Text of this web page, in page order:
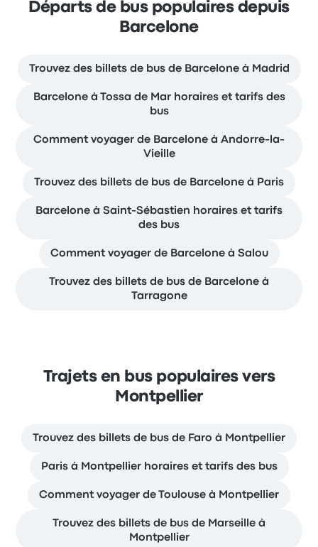
Départs de bus populaires depuis
Barcelone
Trouvez des billets de bus de Barcelone à Madrid
Barcelone à Tossa de Mar horaires et tarifs des
bus
Comment voyager de Barcelone à Andorre-la-
Vieille
Trouvez des billets de bus de Barcelone à Paris
Barcelone à Saint-Sébastien horaires et tarifs
des bus
Comment voyager de Barcelone à Salou
Trouvez des billets de bus de Barcelone à
Tarragone
Trajets en bus populaires vers
Montpellier
Trouvez des billets de bus de Faro à Montpellier
Paris à Montpellier horaires et tarifs des bus
Comment voyager de Toulouse à Montpellier
Trouvez des billets de bus de Marseille à
Montpellier